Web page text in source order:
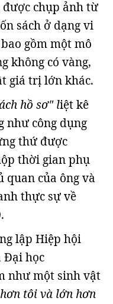
chụp ảnh từ
sách ở dạng vi
gồm một mô
không có vàng,
giá trị lớn khác.
hồ sơ" liệt kê
như công dụng
thứ được
thời gian phụ
quan của ông và
thực sự về
lập Hiệp hội
Đại học
như một sinh vật
tôi và lớn hơn